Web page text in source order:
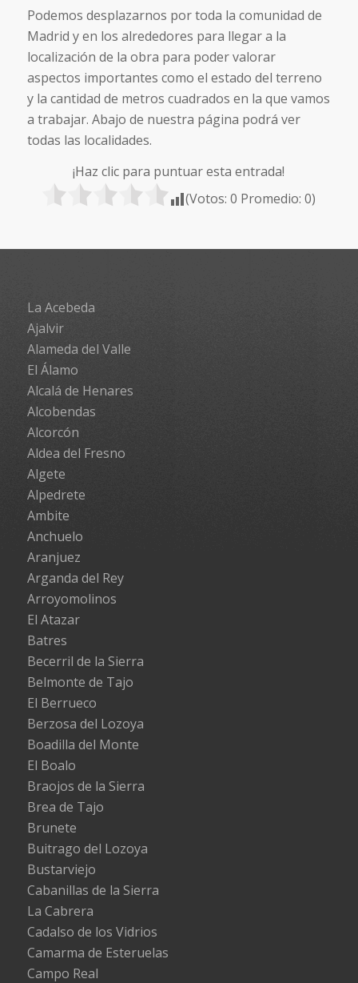
Podemos desplazarnos por toda la comunidad de
Madrid y en los alrededores para llegar a la
localización de la obra para poder valorar
aspectos importantes como el estado del terreno
y la cantidad de metros cuadrados en la que vamos
a trabajar. Abajo de nuestra página podrá ver
todas las localidades.
¡Haz clic para puntuar esta entrada!
(Votos:0 Promedio:0)
La Acebeda
Ajalvir
Alameda del Valle
El Álamo
Alcalá de Henares
Alcobendas
Alcorcón
Aldea del Fresno
Algete
Alpedrete
Ambite
Anchuelo
Aranjuez
Arganda del Rey
Arroyomolinos
El Atazar
Batres
Becerril de la Sierra
Belmonte de Tajo
El Berrueco
Berzosa del Lozoya
Boadilla del Monte
El Boalo
Braojos de la Sierra
Brea de Tajo
Brunete
Buitrago del Lozoya
Bustarviejo
Cabanillas de la Sierra
La Cabrera
Cadalso de los Vidrios
Camarma de Esteruelas
Campo Real